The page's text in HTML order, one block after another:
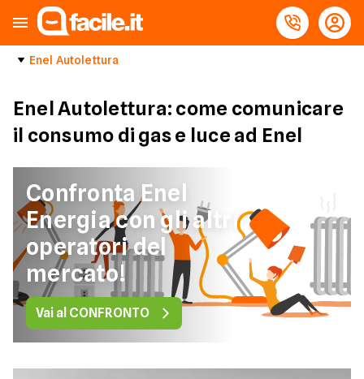
Enel Autolettura
Enel Autolettura: come comunicare
il consumo di gas e luce ad Enel
Confronta Enel
Energia con gli altri
operatori del
mercato!
Vai al CONFRONTO